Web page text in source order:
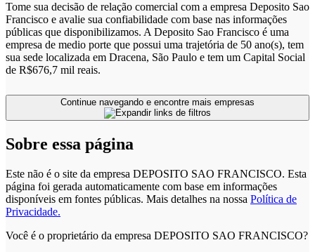
Tome sua decisão de relação comercial com a empresa Deposito Sao
Francisco e avalie sua confiabilidade com base nas informações
públicas que disponibilizamos. A Deposito Sao Francisco é uma
empresa de medio porte que possui uma trajetória de 50 ano(s), tem
sua sede localizada em Dracena, São Paulo e tem um Capital Social
de R$676,7 mil reais.
Sobre essa página
Este não é o site da empresa DEPOSITO SAO FRANCISCO. Esta
página foi gerada automaticamente com base em informações
disponíveis em fontes públicas. Mais detalhes na nossa Política de
Privacidade.
Você é o proprietário da empresa DEPOSITO SAO FRANCISCO?